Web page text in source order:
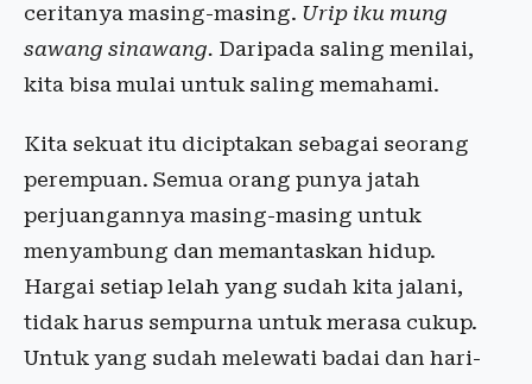
ceritanya masing-masing. Urip iku mung
sawang sinawang. Daripada saling menilai,
kita bisa mulai untuk saling memahami.
Kita sekuat itu diciptakan sebagai seorang
perempuan. Semua orang punya jatah
perjuangannya masing-masing untuk
menyambung dan memantaskan hidup.
Hargai setiap lelah yang sudah kita jalani,
tidak harus sempurna untuk merasa cukup.
Untuk yang sudah melewati badai dan hari-